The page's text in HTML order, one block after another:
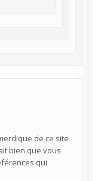
de ce site
bien que vous
qui